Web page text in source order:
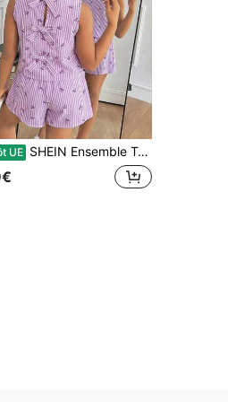
UE SHEIN Ensemble Top sans manches et short avec décoration de nœud pour préadolescentes